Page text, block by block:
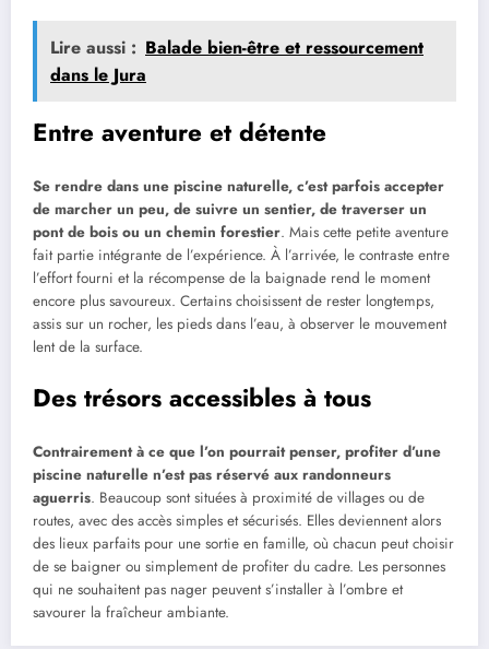
Lire aussi : Balade bien-être et ressourcement
dans le Jura
Entre aventure et détente
Se rendre dans une piscine naturelle, c’est parfois accepter
de marcher un peu, de suivre un sentier, de traverser un
pont de bois ou un chemin forestier. Mais cette petite aventure
fait partie intégrante de l’expérience. À l’arrivée, le contraste entre
l’effort fourni et la récompense de la baignade rend le moment
encore plus savoureux. Certains choisissent de rester longtemps,
assis sur un rocher, les pieds dans l’eau, à observer le mouvement
lent de la surface.
Des trésors accessibles à tous
Contrairement à ce que l’on pourrait penser, profiter d’une
piscine naturelle n’est pas réservé aux randonneurs
aguerris. Beaucoup sont situées à proximité de villages ou de
routes, avec des accès simples et sécurisés. Elles deviennent alors
des lieux parfaits pour une sortie en famille, où chacun peut choisir
de se baigner ou simplement de profiter du cadre. Les personnes
qui ne souhaitent pas nager peuvent s’installer à l’ombre et
savourer la fraîcheur ambiante.